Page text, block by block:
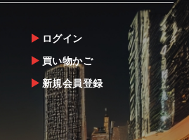
ログイン
買い物かご
新規会員登録